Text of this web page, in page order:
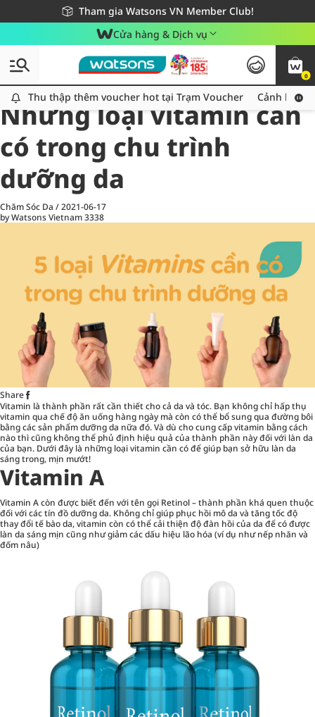
Tham gia Watsons VN Member Club!
Miễn phí giao hàng cho đơn hàng từ 249,000Đ
Giao hàng nhanh 24h - Áp dụng khu vực TP. Hồ Chí Minh
Cửa hàng & Dịch vụ
0
Thu thập thêm voucher hot tại Trạm Voucher
Thu thập thêm voucher hot tại Trạm Voucher Cảnh báo
All
Chăm Sóc Cá Nhân
Những loại vitamin cần
có trong chu trình
dưỡng da
Chăm Sóc Da /2021-06-17
by Watsons Vietnam3338
Share
Vitamin là thành phần rất cần thiết cho cả da và tóc. Bạn không chỉ hấp thụ
vitamin qua chế độ ăn uống hàng ngày mà còn có thể bổ sung qua đường bôi
bằng các sản phẩm dưỡng da nữa đó. Và dù cho cung cấp vitamin bằng cách
nào thì cũng không thể phủ định hiệu quả của thành phần này đối với làn da
của bạn. Dưới đây là những loại vitamin cần có để giúp bạn sở hữu làn da
sáng trong, mịn mướt!
Vitamin A
Vitamin A còn được biết đến với tên gọi Retinol – thành phần khá quen thuộc
đối với các tín đồdưỡng da. Không chỉ giúp phục hồi mô da và tăng tốc độ
thay đổi tế bào da, vitamin còn có thể cải thiện độ đàn hồi của da để có được
làn da sáng mịn cũng như giảm các dấu hiệu lão hóa (ví dụ như nếp nhăn và
đốm nâu)